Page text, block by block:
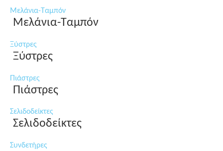
Μελάνια-Ταμπόν
Μελάνια-Ταμπόν
Ξύστρες
Ξύστρες
Πιάστρες
Πιάστρες
Σελιδοδείκτες
Σελιδοδείκτες
Συνδετήρες